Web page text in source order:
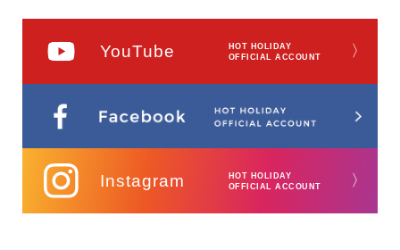
YouTube
HOT HOLIDAY
OFFICIAL ACCOUNT
〉
Instagram
HOT HOLIDAY
OFFICIAL ACCOUNT
〉